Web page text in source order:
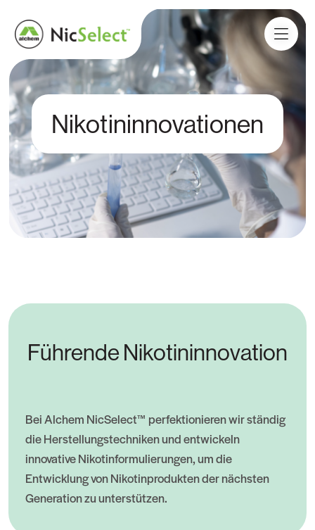
Nikotininnovationen
Führende Nikotininnovation
Bei Alchem NicSelect™ perfektionieren wir ständig
die Herstellungstechniken und entwickeln
innovative Nikotinformulierungen, um die
Entwicklung von Nikotinprodukten der nächsten
Generation zu unterstützen.